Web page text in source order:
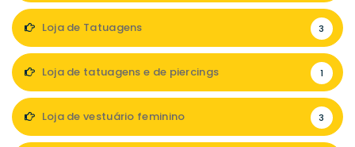
Loja de Tatuagens 3
Loja de tatuagens e de piercings 1
Loja de vestuário feminino 3